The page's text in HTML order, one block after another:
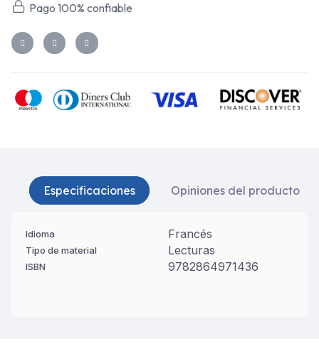
Pago 100% confiable
Especificaciones Opiniones del producto
Idioma Francés
Tipo de material Lecturas
ISBN 9782864971436